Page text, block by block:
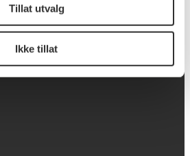
Tillat utvalg
Ikke tillat